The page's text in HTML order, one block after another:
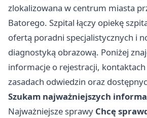
zlokalizowana w centrum miasta
Batorego. Szpital łączy opiekę
ofertą poradni specjalistycznych i
diagnostyką obrazową. Poniżej
informacje o rejestracji, kontaktach
zasadach odwiedzin oraz
Szukam najważniejszych
Najważniejsze sprawy Chcę